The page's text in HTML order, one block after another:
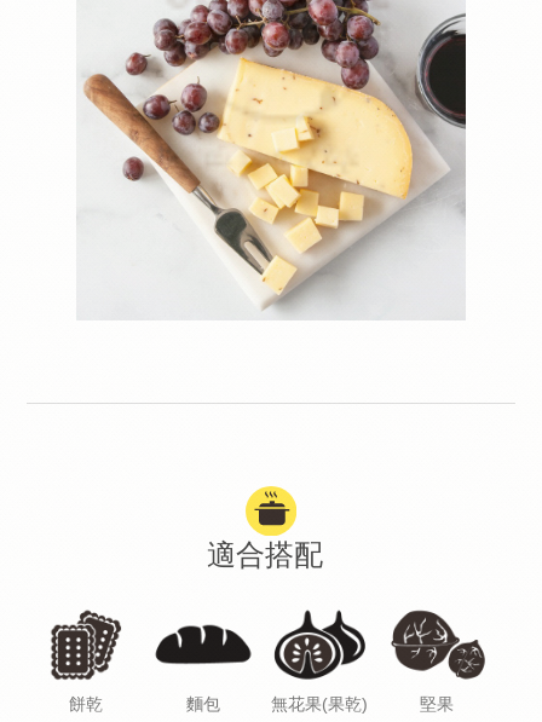
適合搭配
餅乾 麵包 無花果(果乾) 堅果